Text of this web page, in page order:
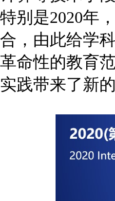
特别是2020年
合，由此给学
革命性的教育
实践带来了新